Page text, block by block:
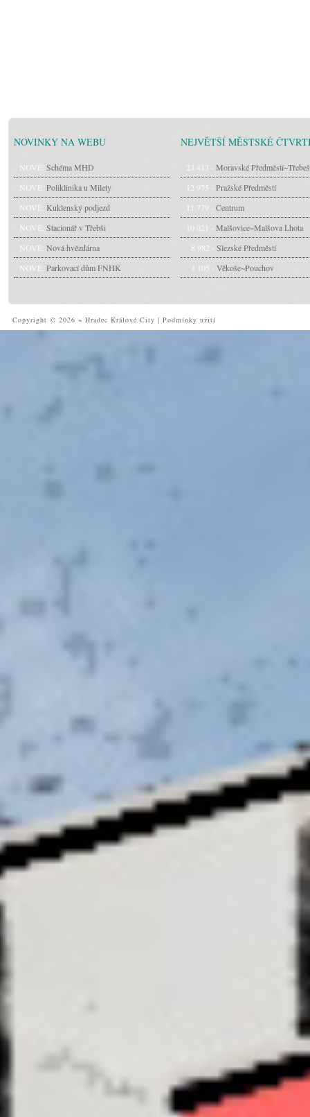
NOVINKY NA WEBU
NOVÉ: Schéma MHD
NOVÉ: Poliklinika u Milety
NOVÉ: Kuklenský podjezd
NOVÉ: Stacionář v Třebši
NOVÉ: Nová hvězdárna
NOVÉ: Parkovací dům FNHK
NEJVĚTŠÍ MĚSTSKÉ
23 413 - Moravské Předměstí~Třebeš
12 975 - Pražské Předměstí
11 779 - Centrum
10 021 - Malšovice~Malšova Lhota
8 982 - Slezské Předměstí
4 105 - Věkoše~Pouchov
Copyright © 2026 ~ Hradec Králové City | Podmínky užití